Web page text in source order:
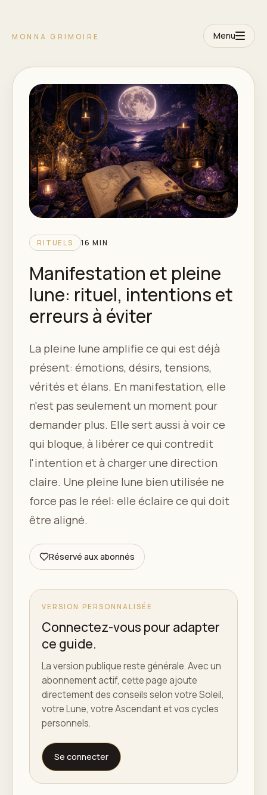
MONNA GRIMOIRE Menu
RITUELS 16 MIN
Manifestation et pleine
lune: rituel, intentions et
erreurs à éviter
La pleine lune amplifie ce qui est déjà
présent: émotions, désirs, tensions,
vérités et élans. En manifestation, elle
n'est pas seulement un moment pour
demander plus. Elle sert aussi à voir ce
qui bloque, à libérer ce qui contredit
l'intention et à charger une direction
claire. Une pleine lune bien utilisée ne
force pas le réel: elle éclaire ce qui doit
être aligné.
Réservé aux abonnés
VERSION PERSONNALISÉE
Connectez-vous pour adapter
ce guide.
La version publique reste générale. Avec un
abonnement actif, cette page ajoute
directement des conseils selon votre Soleil,
votre Lune, votre Ascendant et vos cycles
personnels.
Se connecter